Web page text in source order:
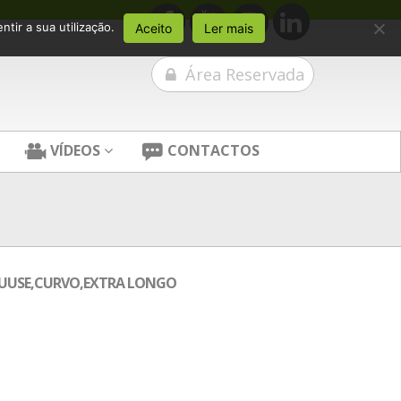
Área Reservada
VÍDEOS CONTACTOS
LONGO
a sua utilização. Aceito Ler mais